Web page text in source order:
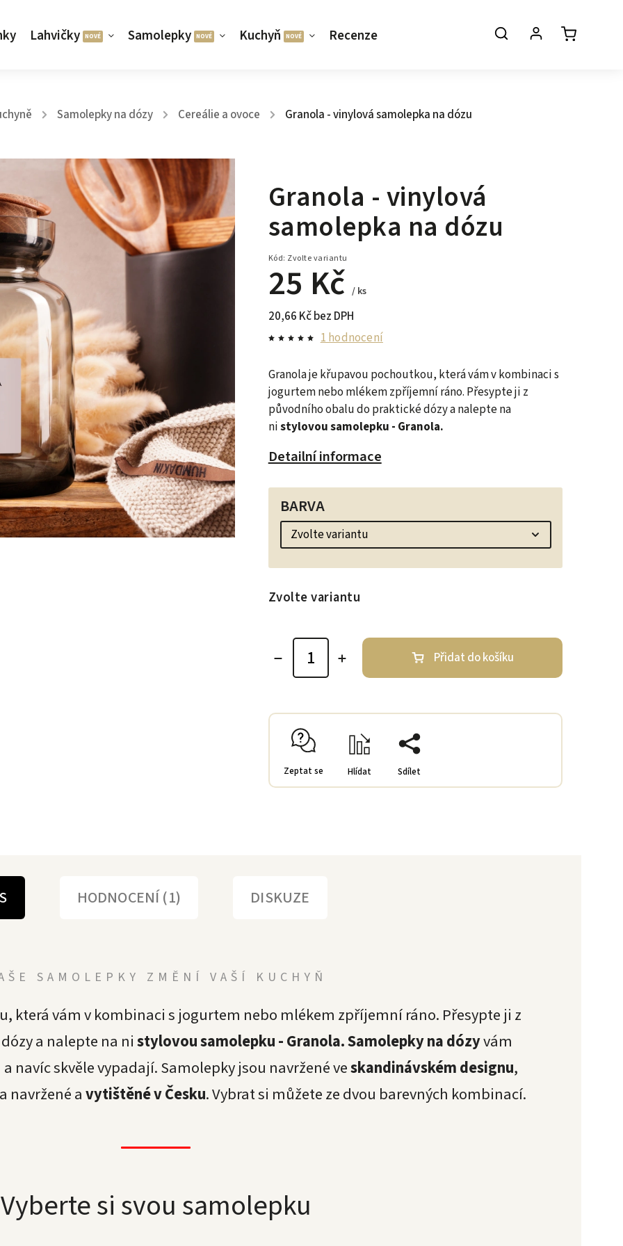
Lahvičky Samolepky Kuchyň Recenze
/ Samolepky na dózy / Cereálie a ovoce / Granola - vinylová samolepka na dózu
Granola - vinylová
samolepka na dózu
Kód: Zvolte variantu
25 Kč / ks
20,66 Kč bez DPH
1 hodnocení
Granolaje křupavou pochoutkou, která vám v kombinaci s
jogurtem nebo mlékem zpříjemní ráno. Přesypte ji z
původního obalu do praktické dózy a nalepte na
nistylovou samolepku - Granola.
Detailní informace
BARVA
Zvolte variantu
Přidat do košíku
Zeptat se Hlídat Sdílet
HODNOCENÍ (1) DISKUZE
SAMOLEPKY ZMĚNÍ VAŠÍ KUCHYŇ
která vám v kombinaci s jogurtem nebo mlékem zpříjemní ráno. Přesypte ji z
a nalepte na nistylovou samolepku - Granola.Samolepky na dózyvám
navíc skvěle vypadají. Samolepky jsou navržené veskandinávském designu,
navržené avytištěné v Česku. Vybrat si můžete ze dvou barevných kombinací.
Vyberte si svou samolepku